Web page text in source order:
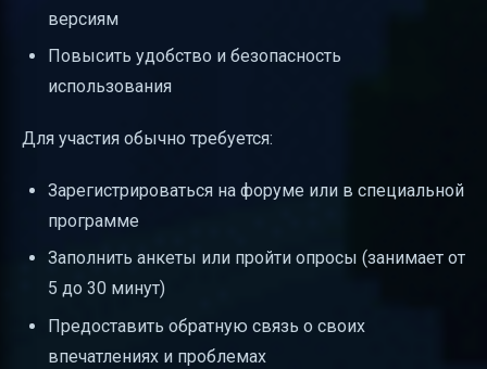
версиям
Повысить удобство и безопасность
использования
Для участия обычно требуется:
Зарегистрироваться на форуме или в специальной
программе
Заполнить анкеты или пройти опросы (занимает от
5 до 30 минут)
Предоставить обратную связь о своих
впечатлениях и проблемах